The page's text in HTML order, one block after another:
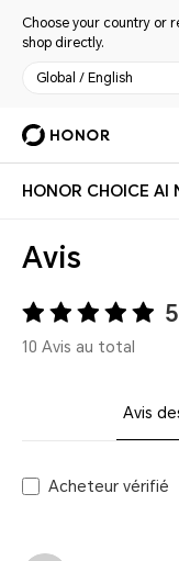
Choose your country or
shop directly.
Global / English
HONOR CHOICE AI
Avis
10 Avis au total
Avis
Acheteur vérifié